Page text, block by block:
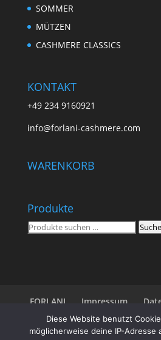
SOMMER
MÜTZEN
CASHMERE CLASSICS
KONTAKT
+49 234 9160921
info@forlani-cashmere.com
WARENKORB
Produkte
Suchen
FORLANI Impressum
Shop
Vertrag
Diese Website benutzt
möglicherweise deine IP-Adresse